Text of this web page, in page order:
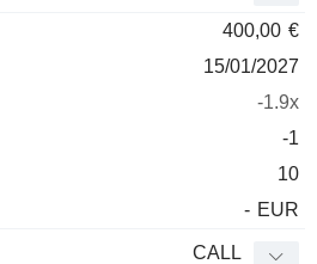
400,00 €
15/01/2027
-1.9x
-1
10
- EUR
CALL